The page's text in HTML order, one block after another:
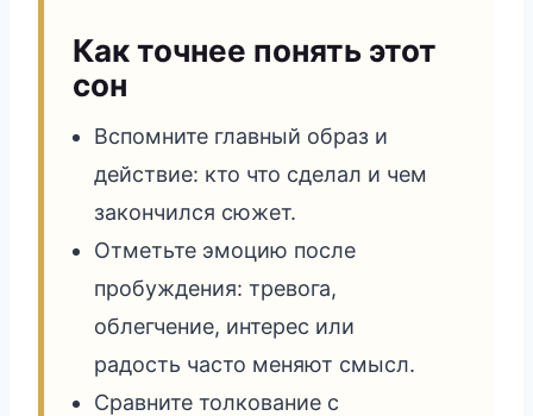
Как точнее понять этот
сон
Вспомните главный образ и
действие: кто что сделал и чем
закончился сюжет.
Отметьте эмоцию после
пробуждения: тревога,
облегчение, интерес или
радость часто меняют смысл.
Сравните толкование с